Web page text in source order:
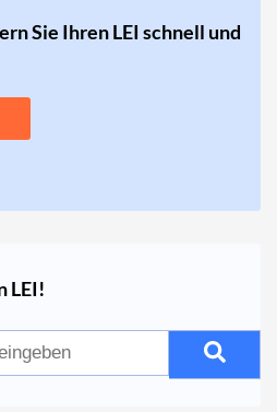
Sie Ihren LEI schnell und
LEI!